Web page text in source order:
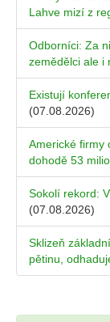
Lahve mizí z
Odborníci: Za
zemědělci ale i
Existují
(07.08.2026)
Americké firmy
dohodě 53
Sokolí rekord:
(07.08.2026)
Sklizeň
pětinu,